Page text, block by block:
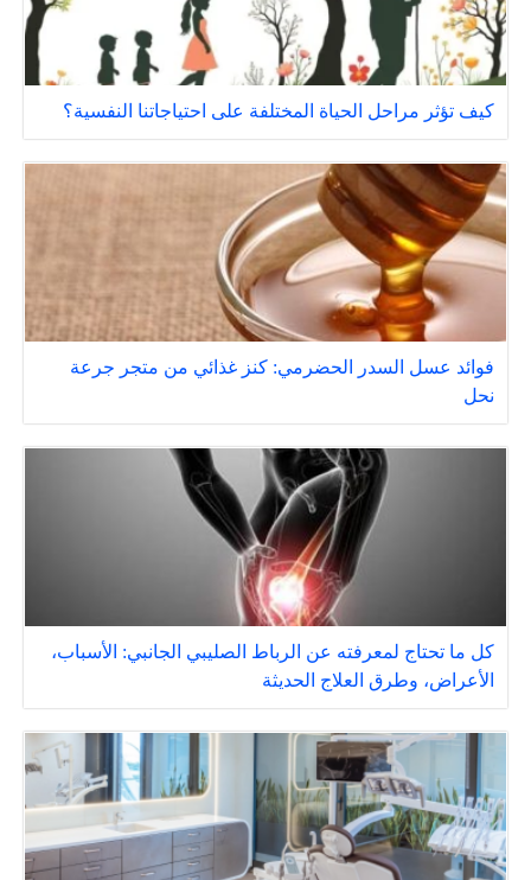
كيف تؤثر مراحل الحياة المختلفة على احتياجاتنا النفسية؟
فوائد عسل السدر الحضرمي: كنز غذائي من متجر جرعة
نحل
كل ما تحتاج لمعرفته عن الرباط الصليبي الجانبي: الأسباب،
الأعراض، وطرق العلاج الحديثة